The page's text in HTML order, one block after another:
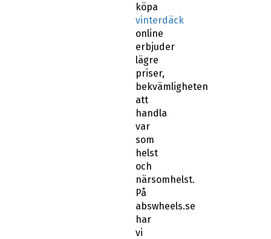
köpa
vinterdäck
online
erbjuder
lägre
priser,
bekvämligheten
att
handla
var
som
helst
och
närsomhelst.
På
abswheels.se
har
vi